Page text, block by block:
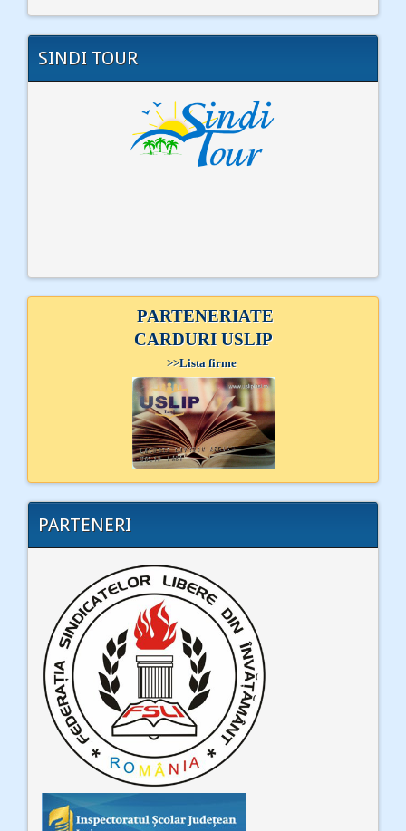
SINDI TOUR
PARTENERIATE
CARDURI USLIP
>>Lista firme
PARTENERI